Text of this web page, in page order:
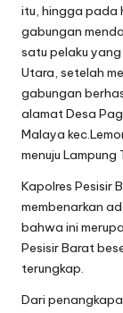
itu, hingga pada
gabungan
satu pelaku
Utara, setelah
gabungan
alamat Desa
Malaya
menuju Lampung
Kapolres Pesisir
membenarkan
bahwa ini
Pesisir Barat
terungkap.
Dari